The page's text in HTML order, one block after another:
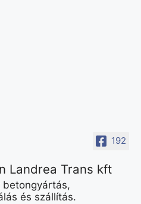
192
Landrea Trans kft
betongyártás,
és szállítás.